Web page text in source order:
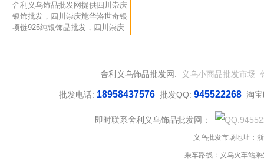
舍利义乌饰品批发网提供四川崇庆
银饰批发，四川崇庆施华洛世奇银
项链925纯银饰品批发，四川崇庆
舍利义乌饰品批发网: 义乌小商品批发市场
批发电话: 18958437576 批发QQ: 945522268 淘
即时联系舍利义乌饰品批发网：
义乌批发市场地址：
乘车路线：义乌火车站